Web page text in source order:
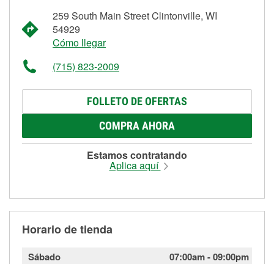
259 South Main Street Clintonville, WI
54929
Cómo llegar
(715) 823-2009
FOLLETO DE OFERTAS
COMPRA AHORA
Estamos contratando
Aplica aquí
Horario de tienda
Sábado 07:00am-09:00pm